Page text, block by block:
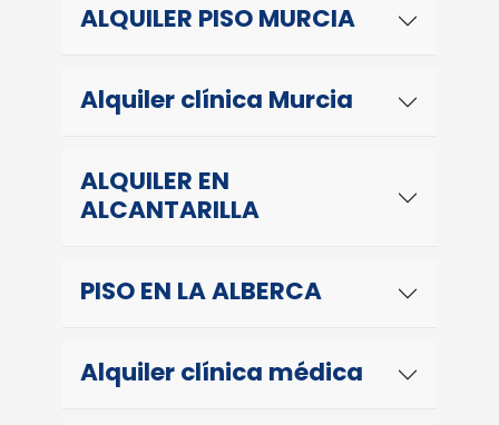
ALQUILER PISO MURCIA
Alquiler clínica Murcia
ALQUILER EN
ALCANTARILLA
PISO EN LA ALBERCA
Alquiler clínica médica